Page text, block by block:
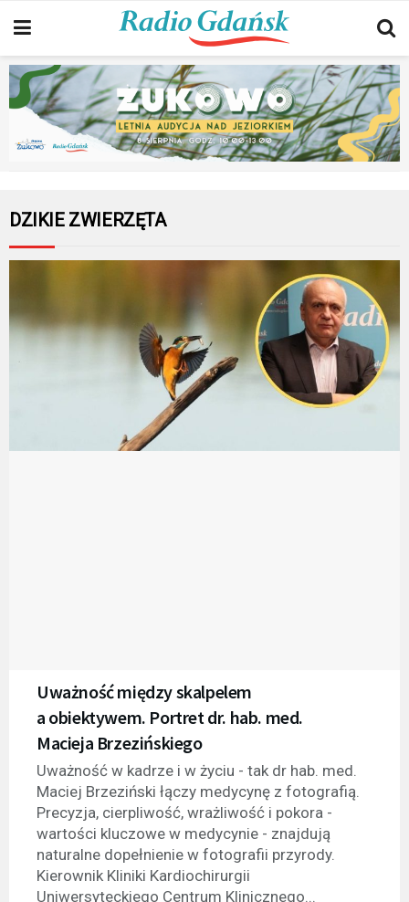
DZIKIE ZWIERZĘTA
Uważność między skalpelem
a obiektywem. Portret dr. hab. med.
Macieja Brzezińskiego
Uważność w kadrze i w życiu - tak dr hab. med.
Maciej Brzeziński łączy medycynę z fotografią.
Precyzja, cierpliwość, wrażliwość i pokora -
wartości kluczowe w medycynie - znajdują
naturalne dopełnienie w fotografii przyrody.
Kierownik Kliniki Kardiochirurgii
Uniwersyteckiego Centrum Klinicznego...